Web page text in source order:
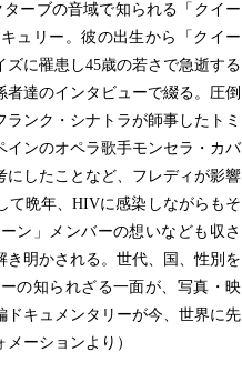
ーブの音域で知られる「クイー
ュリー。彼の出生から「クイー
に罹患し45歳の若さで急逝する
達のインタビューで綴る。圧倒
ンク・シナトラが師事したトミ
インのオペラ歌手モンセラ・カバ
にしたことなど、フレディが影響
て晩年、HIVに感染しながらもそ
ン」メンバーの想いなども収さ
明かされる。世代、国、性別を
の知られざる一面が、写真・映
キュメンタリーが今、世界に先
ーションより）